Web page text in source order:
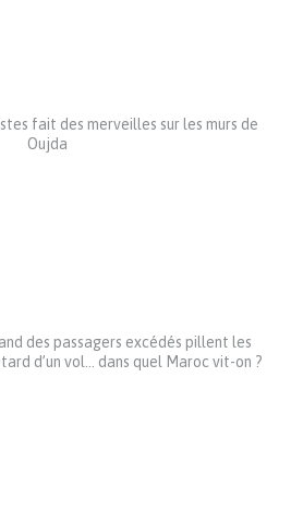
fait des merveilles sur les murs de
Oujda
des passagers excédés pillent les
d’un vol… dans quel Maroc vit-on ?